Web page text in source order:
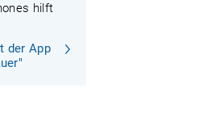
hilft
der App